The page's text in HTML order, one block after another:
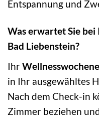
Entspannung und
Was erwartet Sie
Bad Liebenstein?
Ihr
in Ihr ausgewähltes
Nach dem Check-in
Zimmer beziehen